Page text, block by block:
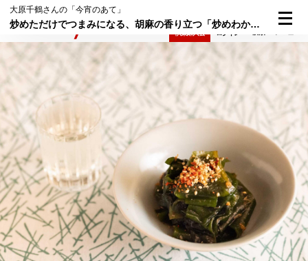
大原千鶴さんの「今宵のあて」
炒めただけでつまみになる、胡麻の香り立つ「炒めわかめ」